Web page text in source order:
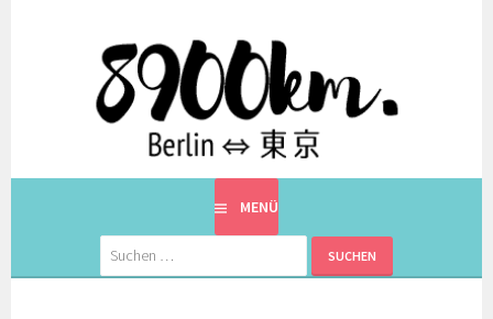
8900KM. BERLIN ⇔ 東京
EINE BERLINERIN IN JAPAN. MIT EINEM JAPANER.
MENÜ
Suchen
nach: